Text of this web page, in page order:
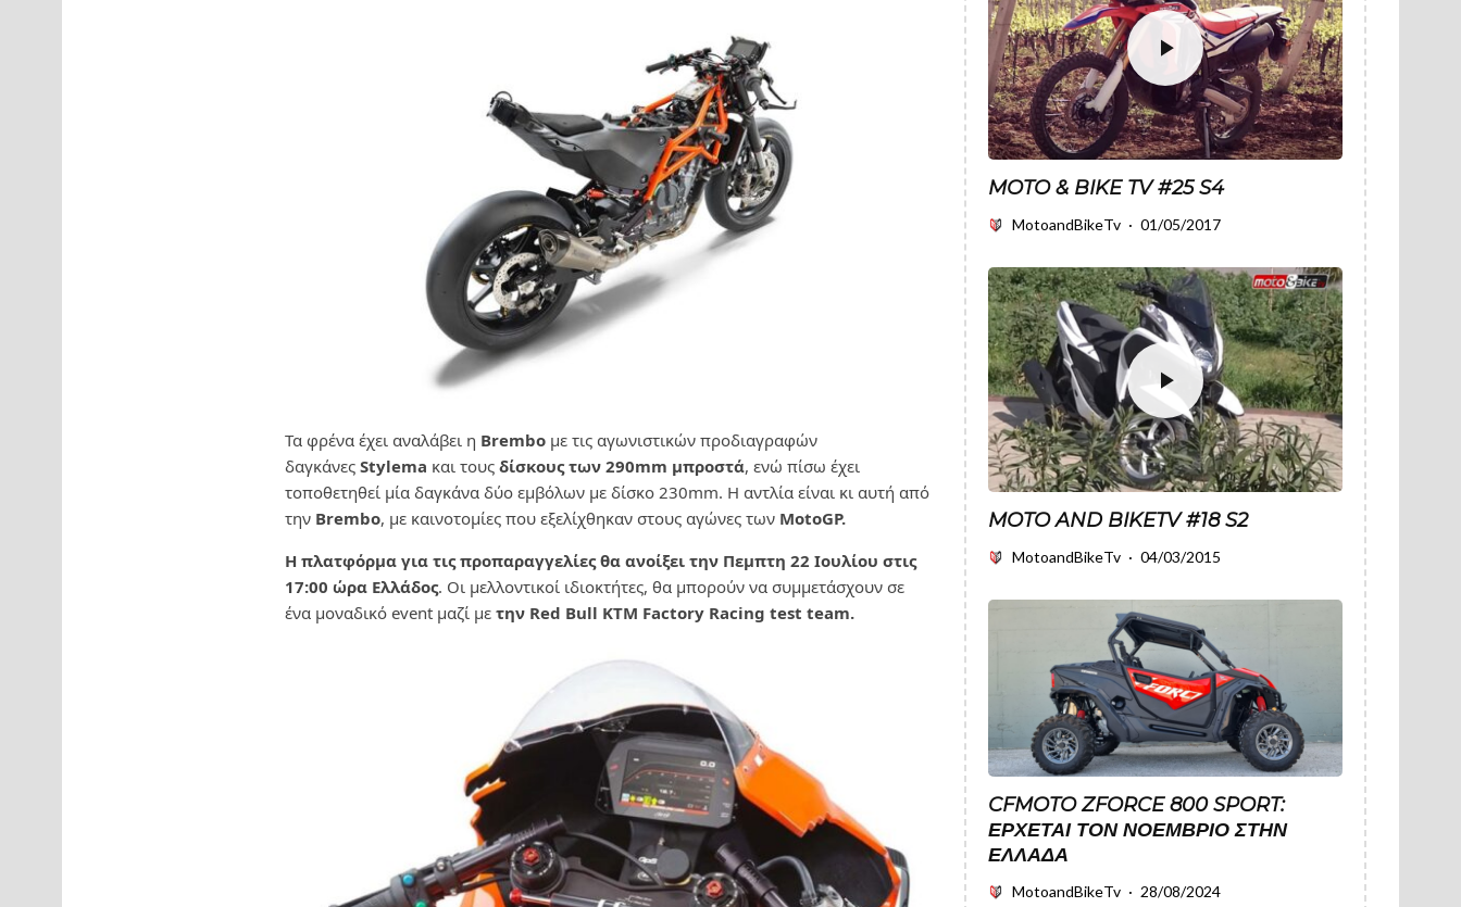
Τα φρένα έχει αναλάβει η Brembo με τις αγωνιστικών προδιαγραφών
δαγκάνες Stylema και τους δίσκους των 290mm μπροστά, ενώ πίσω έχει
τοποθετηθεί μία δαγκάνα δύο εμβόλων με δίσκο 230mm. Η αντλία είναι κι αυτή από
την Brembo, με καινοτομίες που εξελίχθηκαν στους αγώνες των MotoGP.
Η πλατφόρμα για τις προπαραγγελίες θα ανοίξει την Πεμπτη 22 Ιουλίου στις
17:00 ώρα Ελλάδος. Οι μελλοντικοί ιδιοκτήτες, θα μπορούν να συμμετάσχουν σε
ένα μοναδικό event μαζί με την Red Bull KTM Factory Racing test team.
MOTO & BIKE TV #25 S4
MotoandBikeTv · 01/05/2017
MOTO AND BIKETV #18 S2
MotoandBikeTv · 04/03/2015
CFMOTO ZFORCE 800 SPORT:
ΈΡΧΕΤΑΙ ΤΟΝ ΝΟΈΜΒΡΙΟ ΣΤΗΝ
ΕΛΛΆΔΑ
MotoandBikeTv · 28/08/2024